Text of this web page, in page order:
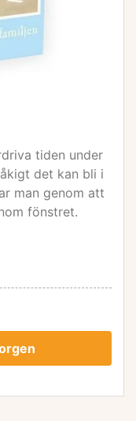
tiden under
det kan bli i
man genom att
fönstret.